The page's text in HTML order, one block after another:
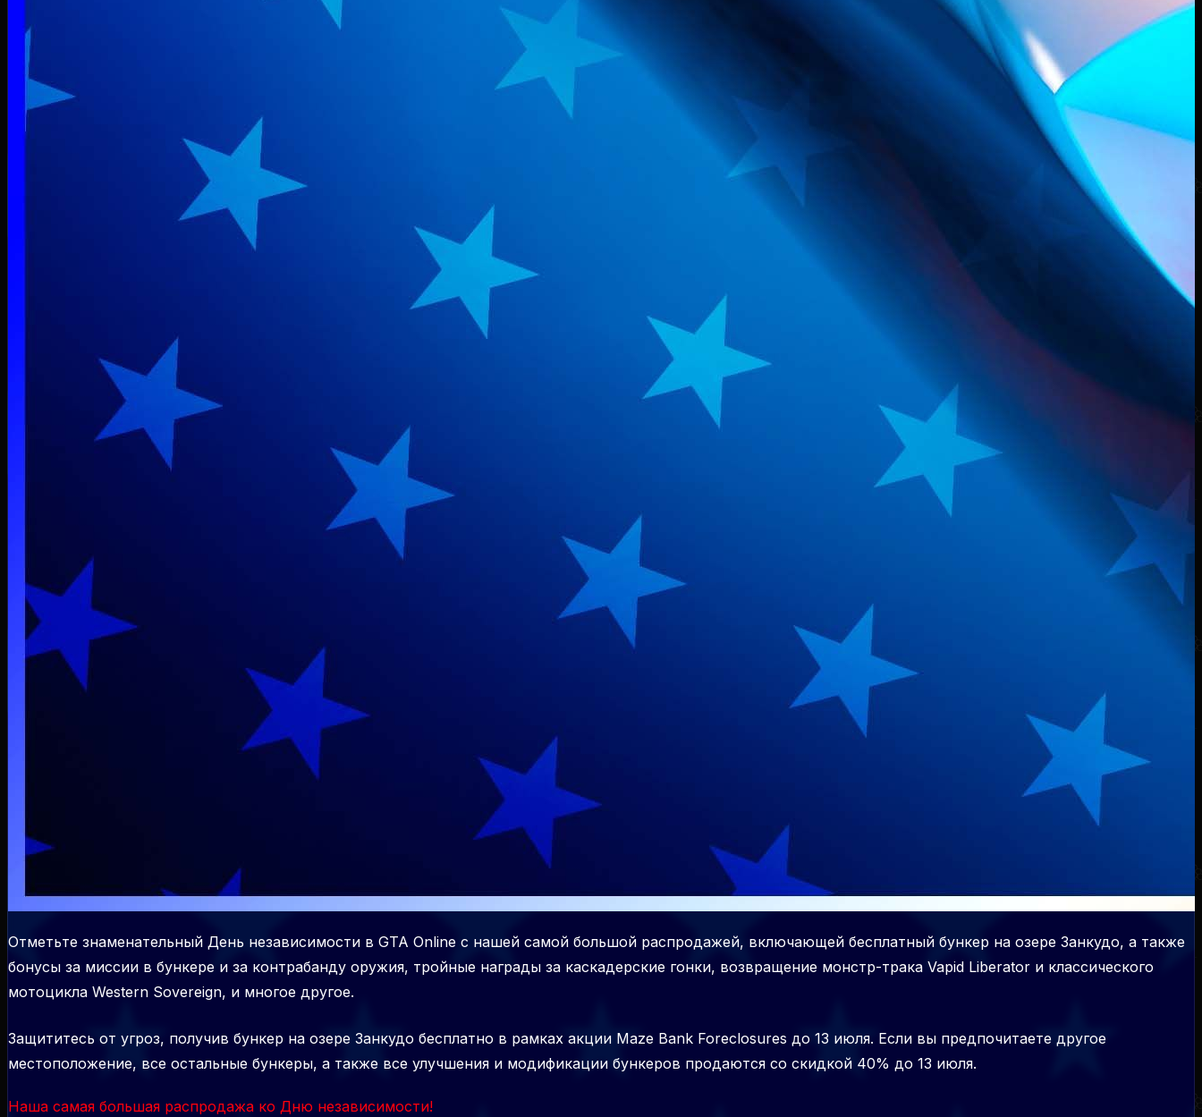
Отметьте знаменательный День независимости в GTA Online с нашей самой большой распродажей, включающей бесплатный бункер на озере Занкудо, а также
бонусы за миссии в бункере и за контрабанду оружия, тройные награды за каскадерские гонки, возвращение монстр-трака Vapid Liberator и классического
мотоцикла Western Sovereign, и многое другое.
Защититесь от угроз, получив бункер на озере Занкудо бесплатно в рамках акции Maze Bank Foreclosures до 13 июля. Если вы предпочитаете другое
местоположение, все остальные бункеры, а также все улучшения и модификации бункеров продаются со скидкой 40% до 13 июля.
Наша самая большая распродажа ко Дню независимости!